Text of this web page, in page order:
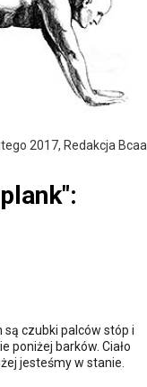
2017, Redakcja Bcaa
czubki palców stóp i
poniżej barków. Ciało
jesteśmy w stanie.